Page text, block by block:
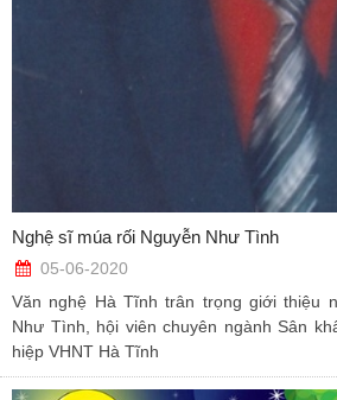
Nghệ sĩ múa rối Nguyễn Như Tình
05-06-2020
Văn nghệ Hà Tĩnh trân trọng giới thiệu
Như Tình, hội viên chuyên ngành Sân
hiệp VHNT Hà Tĩnh